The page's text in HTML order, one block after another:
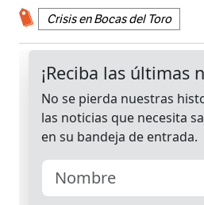
Crisis en Bocas del Toro